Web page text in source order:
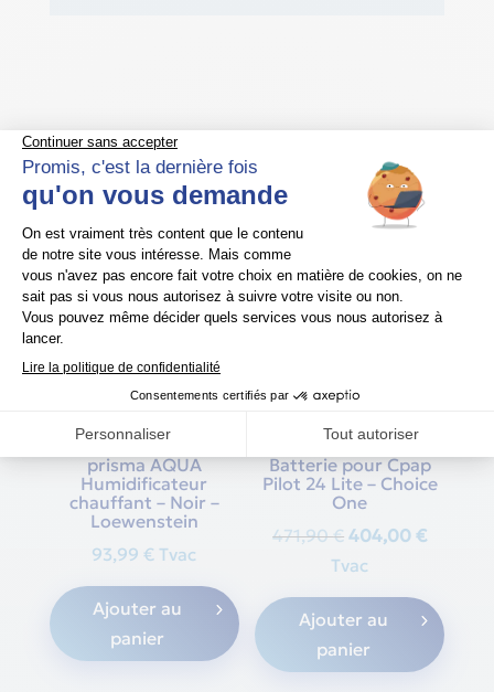
Produits similaires
prisma AQUA
Humidificateur
chauffant – Noir –
Loewenstein
93,99€ Tvac
Ajouter au
panier
Promo !
Batterie pour Cpap
Pilot 24 Lite – Choice
One
471,90€ Original
price
was:
471,90 €.
404,00€Current
404,00
Tvac
Ajouter au
panier